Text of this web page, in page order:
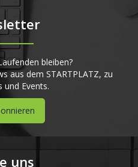
bleiben?
aus dem STARTPLATZ, zu
und Events.
uns